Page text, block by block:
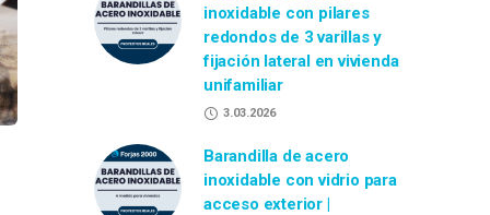
inoxidable con pilares
redondos de 3 varillas y
fijación lateral en vivienda
unifamiliar
3.03.2026
Barandilla de acero
inoxidable con vidrio para
acceso exterior |